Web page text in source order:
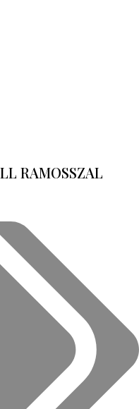
RAMOSSZAL